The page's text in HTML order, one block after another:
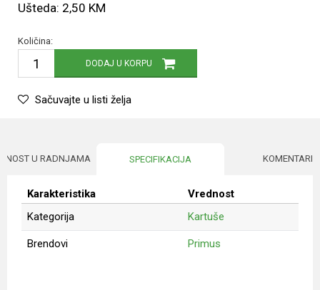
Ušteda: 2,50 KM
Količina:
DODAJ U KORPU
Sačuvajte u listi želja
U RADNJAMA SPECIFIKACIJA KOMENTARI
Karakteristika
Vrednost
Kategorija
Kartuše
Brendovi Primus